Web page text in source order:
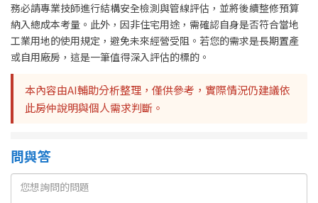
務必請專業技師進行結構安全檢測與管線評估，並將後續整修預算
納入總成本考量。此外，因非住宅用途，需確認自身是否符合當地
工業用地的使用規定，避免未來經營受阻。若您的需求是長期置產
或自用廠房，這是一筆值得深入評估的標的。
本內容由AI輔助分析整理，僅供參考，實際情況仍建議依
此房仲說明與個人需求判斷。
問與答